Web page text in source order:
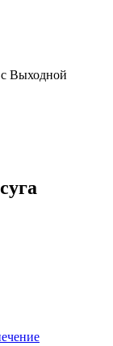
Выходной